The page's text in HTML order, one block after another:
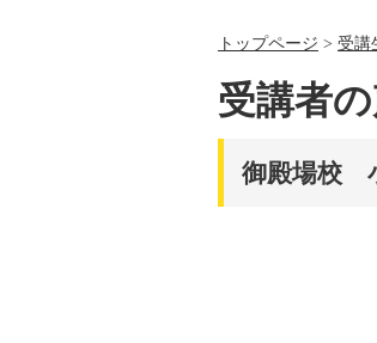
トップページ 受講
受講者
御殿場校